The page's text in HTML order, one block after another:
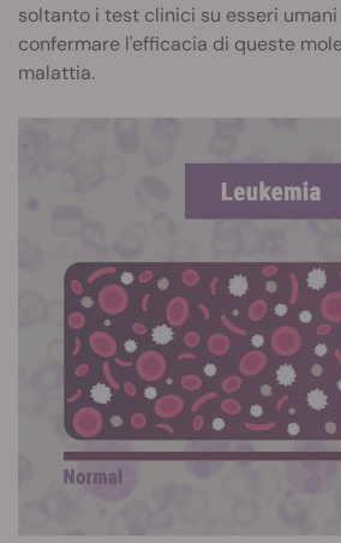
soltanto i test clinici su esseri
confermare l'efficacia di queste
malattia.